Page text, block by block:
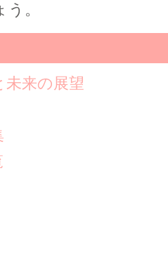
。
未来の展望